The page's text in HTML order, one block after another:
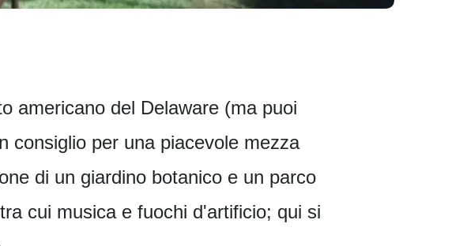
americano del Delaware (ma puoi
consiglio per una piacevole mezza
di un giardino botanico e un parco
cui musica e fuochi d'artificio; qui si